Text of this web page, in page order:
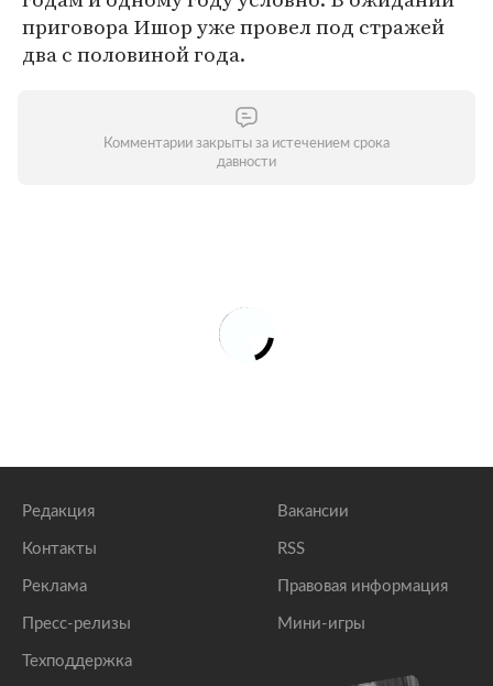
приговора Ишор уже провел под стражей
два с половиной года.
Комментарии закрыты за истечением срока
давности
Редакция
Контакты
Реклама
Пресс-релизы
Техподдержка
Вакансии
RSS
Правовая информация
Мини-игры